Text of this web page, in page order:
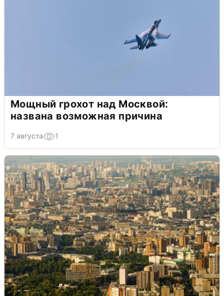
Мощный грохот над Москвой:
названа возможная причина
7 августа 1